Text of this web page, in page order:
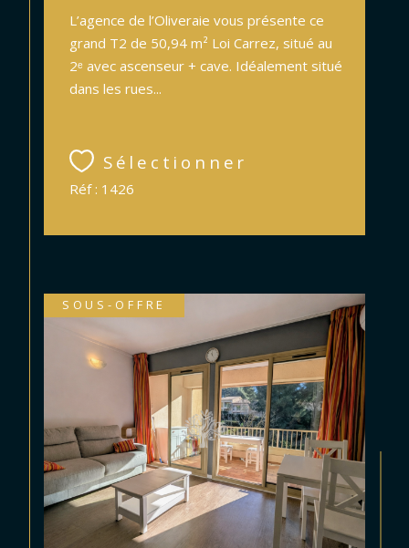
L’agence de l’Oliveraie vous présente ce
grand T2 de 50,94 m² Loi Carrez, situé au
2ᵉ avec ascenseur + cave. Idéalement situé
dans les rues...
Sélectionner
Réf : 1426
SOUS-OFFRE